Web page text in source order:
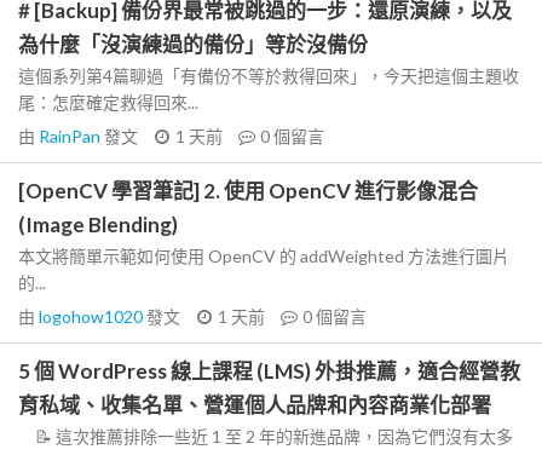
# [Backup] 備份界最常被跳過的一步：還原演練，以及
為什麼「沒演練過的備份」等於沒備份
這個系列第4篇聊過「有備份不等於救得回來」，今天把這個主題收
尾：怎麼確定救得回來...
由 RainPan 發文 1 天前 0個留言
[OpenCV 學習筆記] 2. 使用 OpenCV 進行影像混合
(Image Blending)
本文將簡單示範如何使用 OpenCV 的 addWeighted 方法進行圖片
的...
由 logohow1020發文 1 天前 0個留言
5 個 WordPress 線上課程 (LMS) 外掛推薦，適合經營教
育私域、收集名單、營運個人品牌和內容商業化部署
📝 這次推薦排除一些近 1 至 2 年的新進品牌，因為它們沒有太多